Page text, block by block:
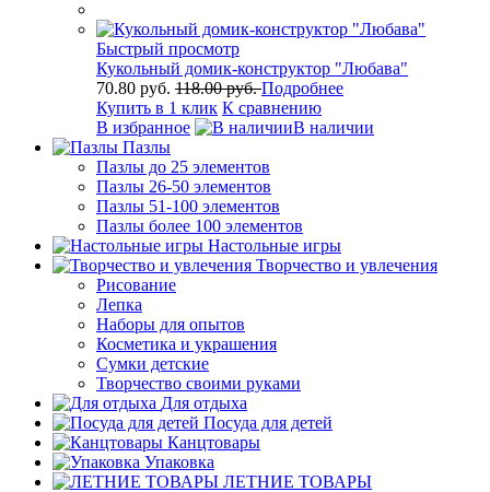
Быстрый просмотр
Кукольный домик-конструктор "Любава"
70.80 руб. 118.00 руб.Подробнее
Купить в 1 клик К сравнению
В избранное
В наличии
Пазлы
Пазлы до 25 элементов
Пазлы 26-50 элементов
Пазлы 51-100 элементов
Пазлы более 100 элементов
Настольные игры
Творчество и увлечения
Рисование
Лепка
Наборы для опытов
Косметика и украшения
Сумки детские
Творчество своими руками
Для отдыха
Посуда для детей
Канцтовары
Упаковка
ЛЕТНИЕ ТОВАРЫ